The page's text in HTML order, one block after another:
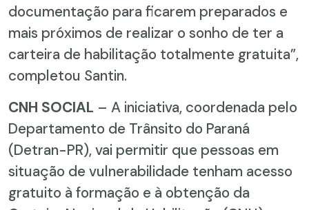
documentação para ficarem preparados e
mais próximos de realizar o sonho de ter a
carteira de habilitação totalmente gratuita”,
completou Santin.
CNH SOCIAL – A iniciativa, coordenada pelo
Departamento de Trânsito do Paraná
(Detran-PR), vai permitir que pessoas em
situação de vulnerabilidade tenham acesso
gratuito à formação e à obtenção da